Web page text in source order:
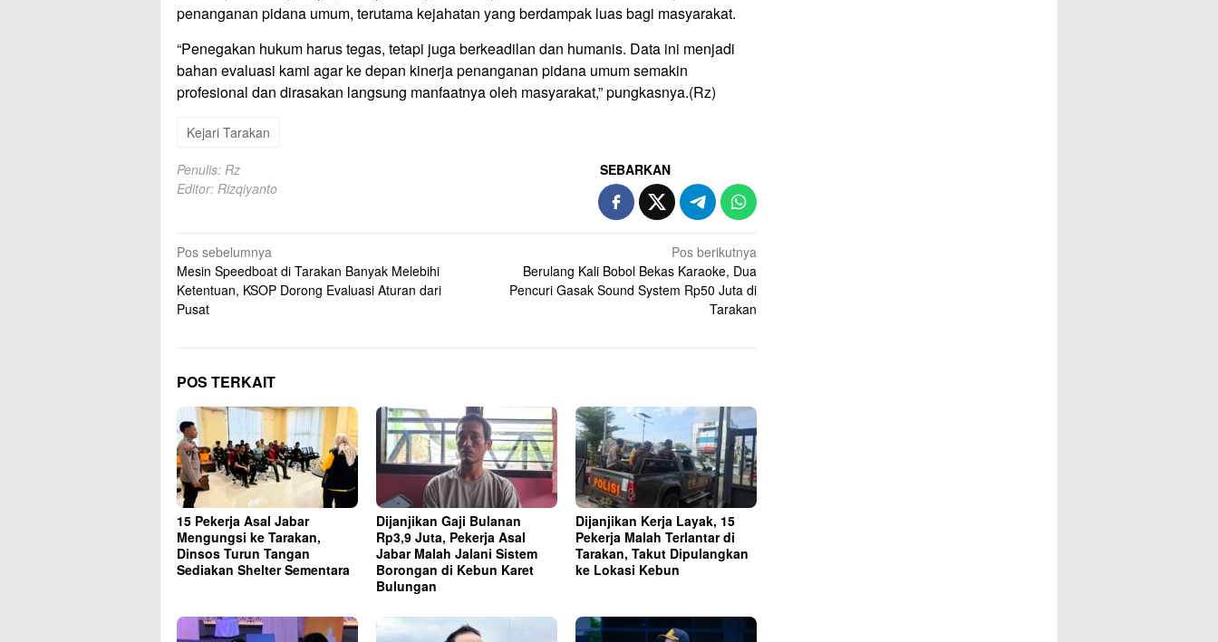
penanganan pidana umum, terutama kejahatan yang berdampak luas bagi masyarakat.
“Penegakan hukum harus tegas, tetapi juga berkeadilan dan humanis. Data ini menjadi
bahan evaluasi kami agar ke depan kinerja penanganan pidana umum semakin
profesional dan dirasakan langsung manfaatnya oleh masyarakat,” pungkasnya.(Rz)
Kejari Tarakan
Penulis: Rz
Editor: Rizqiyanto
SEBARKAN
Navigasi
pos
Pos sebelumnya
Mesin Speedboat di Tarakan Banyak Melebihi
Ketentuan, KSOP Dorong Evaluasi Aturan dari
Pusat
Pos berikutnya
Berulang Kali Bobol Bekas Karaoke, Dua
Pencuri Gasak Sound System Rp50 Juta di
Tarakan
POS TERKAIT
15 Pekerja Asal Jabar
Mengungsi ke Tarakan,
Dinsos Turun Tangan
Sediakan Shelter Sementara
Dijanjikan Gaji Bulanan
Rp3,9 Juta, Pekerja Asal
Jabar Malah Jalani Sistem
Borongan di Kebun Karet
Bulungan
Dijanjikan Kerja Layak, 15
Pekerja Malah Terlantar di
Tarakan, Takut Dipulangkan
ke Lokasi Kebun